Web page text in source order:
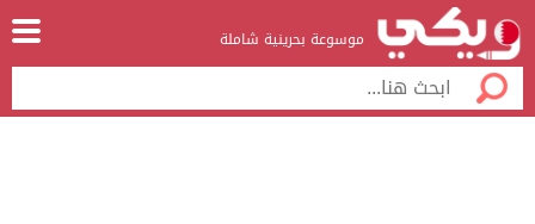
موسوعة بحرينية شاملة